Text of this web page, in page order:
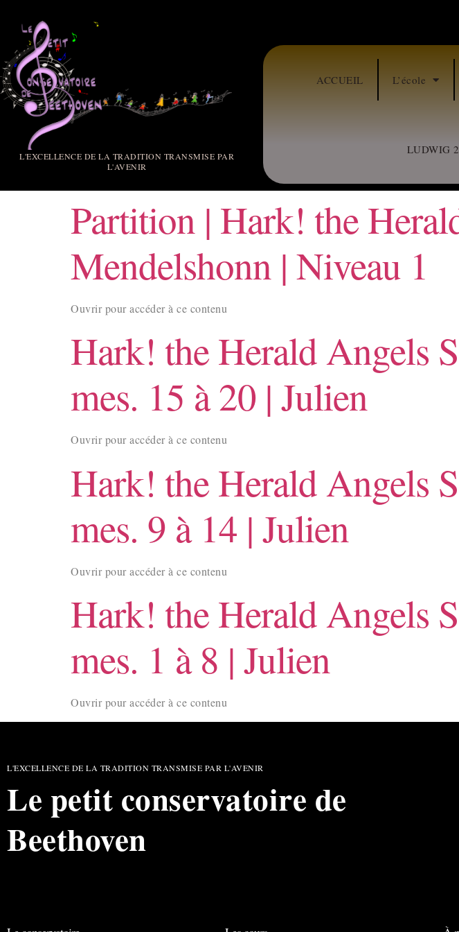
L'EXCELLENCE DE LA TRADITION TRANSMISE PAR
L'AVENIR
ACCUEIL L’école
LUDWIG
Partition | Hark! the
Mendelshonn | Niveau 1
Ouvrir pour accéder à ce contenu
Hark! the Herald Angels
mes. 15 à 20 | Julien
Ouvrir pour accéder à ce contenu
Hark! the Herald Angels
mes. 9 à 14 | Julien
Ouvrir pour accéder à ce contenu
Hark! the Herald Angels
mes. 1 à 8 | Julien
Ouvrir pour accéder à ce contenu
L'EXCELLENCE DE LA TRADITION TRANSMISE PAR L'AVENIR
Le petit conservatoire de
Beethoven